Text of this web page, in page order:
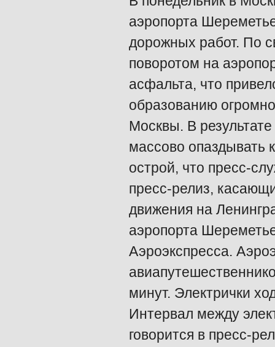
аэропорта
дорожных работ. По
поворотом на
асфальта, что
образованию
Москвы. В
массово опаздывать
острой, что пресс-
пресс-релиз,
движения на
аэропорта
Аэроэкспресса.
минут. Электрички
Интервал между
говорится в пресс-